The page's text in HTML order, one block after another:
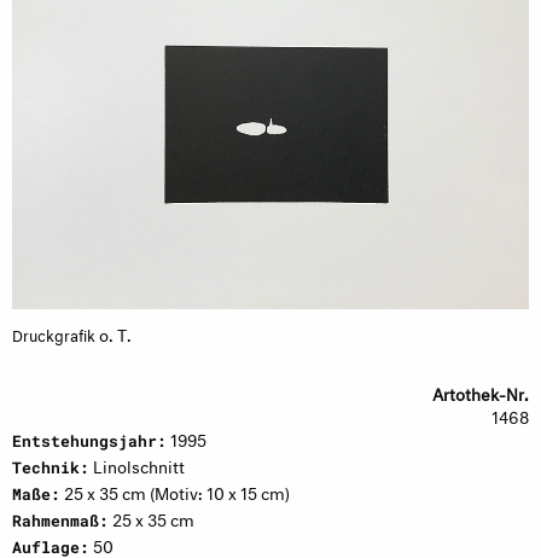
Druckgrafik o. T.
Artothek-Nr.
1468
Entstehungsjahr: 1995
Technik: Linolschnitt
Maße: 25 x 35 cm (Motiv: 10 x 15 cm)
Rahmenmaß: 25 x 35 cm
Auflage: 50